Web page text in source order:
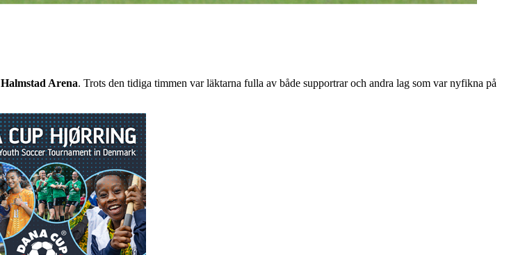
Halmstad Arena. Trots den tidiga timmen var läktarna fulla av både supportrar och andra lag som var nyfikna på